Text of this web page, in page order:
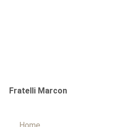
Fratelli Marcon